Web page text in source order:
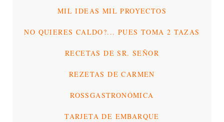
MIL IDEAS MIL PROYECTOS
NO QUIERES CALDO?... PUES TOMA 2 TAZAS
RECETAS DE SR. SEÑOR
REZETAS DE CARMEN
ROSSGASTRONÓMICA
TARJETA DE EMBARQUE